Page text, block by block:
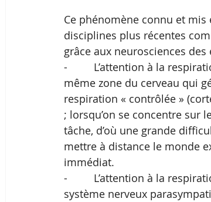
Ce phénomène connu et
disciplines plus récentes
grâce aux neurosciences
-         L’attention à la
même zone du cerveau qui
respiration « contrôlée »
; lorsqu’on se concentre sur
tâche, d’où une grande
mettre à distance le monde
immédiat.
-         L’attention à la
système nerveux